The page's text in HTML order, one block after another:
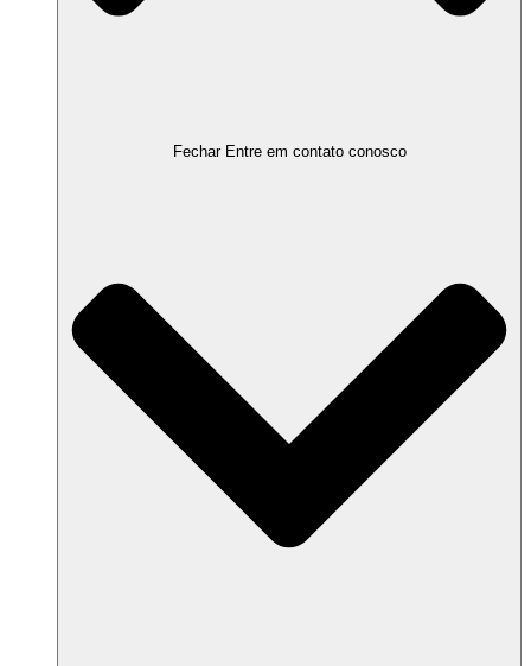
Fechar Entre em contato conosco